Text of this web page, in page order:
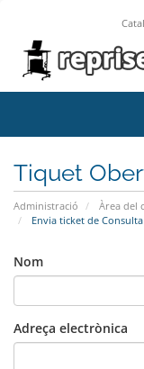
Tiquet
Administració Àrea del
Envia ticket de Consulta
Nom
Adreça electrònica